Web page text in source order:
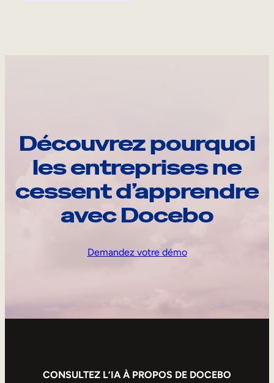
Découvrez pourquoi
les entreprises ne
cessent d’apprendre
avec Docebo
Demandez votre démo
CONSULTEZ L’IA À PROPOS DE DOCEBO